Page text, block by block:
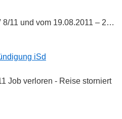
11 und vom 19.08.2011 – 2…
iSd
Job verloren - Reise storniert